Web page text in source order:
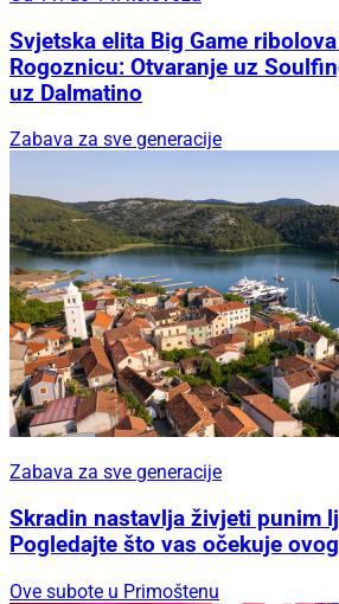
Svjetska elita Big Game
Rogoznicu: Otvaranje uz
uz Dalmatino
Zabava za sve generacije
Zabava za sve generacije
Skradin nastavlja živjeti punim
Pogledajte što vas očekuje
Ove subote u Primoštenu